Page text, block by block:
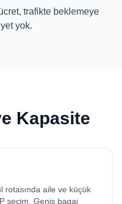
trafikte beklemeye
yok.
Kapasite
rotasında aile ve küçük
seçim. Geniş bagaj